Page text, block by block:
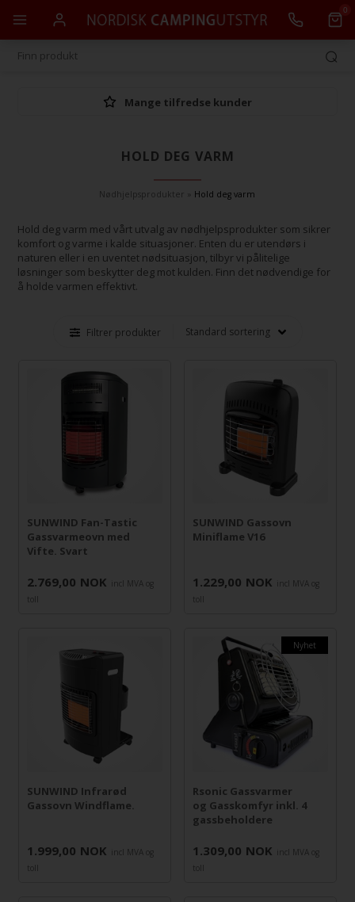
0
Mange tilfredse kunder
HOLD DEG VARM
Nødhjelpsprodukter Hold deg varm
Hold deg varm med vårt utvalg av nødhjelpsprodukter som sikrer
komfort og varme i kalde situasjoner. Enten du er utendørs i
naturen eller i en uventet nødsituasjon, tilbyr vi pålitelige
løsninger som beskytter deg mot kulden. Finn det nødvendige for
å holde varmen effektivt.
Filtrer produkter
SUNWIND Fan-Tastic
Gassvarmeovn med
Vifte. Svart
2.769,00 NOK
incl MVA og
toll
SUNWIND Gassovn
Miniflame V16
1.229,00 NOK
incl MVA og
toll
SUNWIND Infrarød
Gassovn Windflame.
1.999,00 NOK
incl MVA og
toll
Nyhet
Rsonic Gassvarmer
og Gasskomfyr inkl. 4
gassbeholdere
1.309,00 NOK
incl MVA og
toll